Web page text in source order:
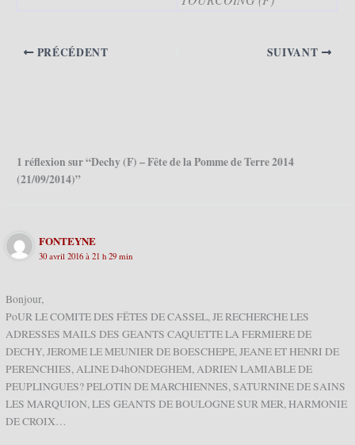
PRÉCÉDENT SUIVANT
1 réflexion sur “Dechy (F) – Fête de la Pomme de Terre 2014
(21/09/2014)”
FONTEYNE
30 avril 2016 à 21 h 29 min
Bonjour,
PoUR LE COMITE DES FËTES DE CASSEL, JE RECHERCHE LES
ADRESSES MAILS DES GEANTS CAQUETTE LA FERMIERE DE
DECHY, JEROME LE MEUNIER DE BOESCHEPE, JEANE ET HENRI DE
PERENCHIES, ALINE D4hONDEGHEM, ADRIEN LAMIABLE DE
PEUPLINGUES? PELOTIN DE MARCHIENNES, SATURNINE DE SAINS
LES MARQUION, LES GEANTS DE BOULOGNE SUR MER, HARMONIE
DE CROIX…